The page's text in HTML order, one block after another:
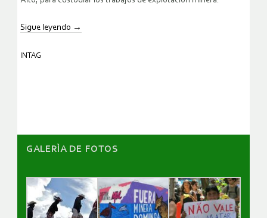
Sigue leyendo →
INTAG
GALERÌA DE FOTOS